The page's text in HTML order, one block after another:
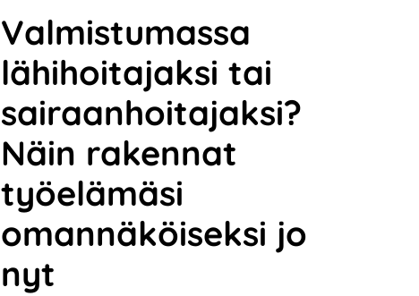
Valmistumassa
lähihoitajaksi tai
sairaanhoitajaksi?
Näin rakennat
työelämäsi
omannäköiseksi jo
nyt